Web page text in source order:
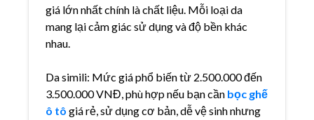
giá lớn nhất chính là chất liệu. Mỗi loại da
mang lại cảm giác sử dụng và độ bền khác
nhau.
Da simili: Mức giá phổ biến từ 2.500.000 đến
3.500.000 VNĐ, phù hợp nếu bạn cần bọc ghế
ô tô giá rẻ, sử dụng cơ bản, dễ vệ sinh nhưng